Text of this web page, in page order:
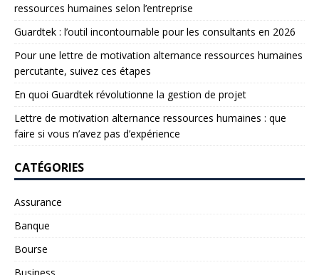
ressources humaines selon l’entreprise
Guardtek : l’outil incontournable pour les consultants en 2026
Pour une lettre de motivation alternance ressources humaines
percutante, suivez ces étapes
En quoi Guardtek révolutionne la gestion de projet
Lettre de motivation alternance ressources humaines : que
faire si vous n’avez pas d’expérience
CATÉGORIES
Assurance
Banque
Bourse